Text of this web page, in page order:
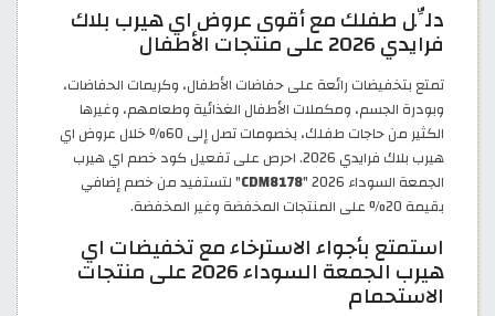
دلِّل طفلك مع أقوى عروض اي هيرب بلاك
فرايدي 2026 على منتجات الأطفال
تمتع بتخفيضات رائعة على حفاضات الأطفال، وكريمات الحفاضات،
وبودرة الجسم، ومكملات الأطفال الغذائية وطعامهم، وغيرها
الكثير من حاجات طفلك، بخصومات تصل إلى 60% خلال عروض اي
هيرب بلاك فرايدي 2026. احرص على تفعيل كود خصم اي هيرب
الجمعة السوداء 2026 "
CDM8178" لتستفيد من خصم إضافي
بقيمة 20% على المنتجات المخفضة وغير المخفضة.
استمتع بأجواء الاسترخاء مع تخفيضات اي
هيرب الجمعة السوداء 2026 على منتجات
الاستحمام